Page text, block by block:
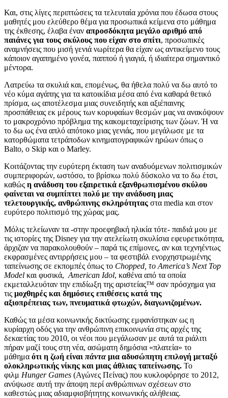
Και, στις λίγες περιπτώσεις τα τελευταία χρόνια που έδωσα στους
μαθητές μου ελεύθερο θέμα για προσωπικά κείμενα στο μάθημα
της έκθεσης, έλαβα έναν απροσδόκητα μεγάλο αριθμό από
παιάνες για τους σκύλους που είχαν στο σπίτι, προσωπικές
αναμνήσεις που μισή γενιά νωρίτερα θα είχαν ως αντικείμενο τους
κάποιον αγαπημένο γονέα, παππού ή γιαγιά, ή ιδιαίτερα σημαντικό
μέντορα.
Λατρεύω τα σκυλιά και, επομένως, θα ήθελα πολύ να δω αυτό το
νέο κύμα αγάπης για τα κατοικίδια μέσα από ένα καθαρά θετικό
πρίσμα, ως αποτέλεσμα μιας συνειδητής και αξιέπαινης
προσπάθειας εκ μέρους των κορυφαίων θεσμών μας να ανακόψουν
το μακροχρόνιο πρόβλημα της κακομεταχείρισης των ζώων. Ή να
το δω ως ένα απλό απότοκο μιας γενιάς, που μεγάλωσε με τα
κατορθώματα τετράποδων κινηματογραφικών ηρώων όπως ο
Balto, ο Skip και ο Marley.
Κοιτάζοντας την ευρύτερη έκταση των αναδυόμενων πολιτισμικών
συμπεριφορών, ωστόσο, το βρίσκω πολύ δύσκολο να το δω έτσι,
καθώς η ανάδυση του εξαιρετικά εξανθρωπισμένου σκύλου
φαίνεται να συμπίπτει πολύ με την ανάδυση μιας
τελετουργικής, ανθρώπινης σκληρότητας στα media και στον
ευρύτερο πολιτισμό της χώρας μας.
Μόλις τελείωναν τα -στην προεφηβική ηλικία τότε- παιδιά μου με
τις ιστορίες της Disney για την ατελείωτη σκυλίσια εφευρετικότητα,
άρχιζαν να παρακολουθούν – παρά τις επίμονες, αν και τεχνηέντως
εκφρασμένες αντιρρήσεις μου – τα φεστιβάλ ενορχηστρωμένης
ταπείνωσης σε εκπομπές όπως το Chopped, το America’s Next Top
Model και φυσικά, American Idol, καθένα από τα οποία
εκμεταλλευόταν την επιδίωξη της αριστείας™ σαν πρόσχημα για
τις μοχθηρές και δημόσιες επιθέσεις κατά της
αξιοπρέπειας των, πνευματικά φτωχών, διαγωνιζομένων.
Καθώς τα μέσα κοινωνικής δικτύωσης εμφανίστηκαν ως η
κυρίαρχη οδός για την ανθρώπινη επικοινωνία στις αρχές της
δεκαετίας του 2010, οι νέοι που μεγάλωσαν με αυτά τα ριάλιτι
πήραν μαζί τους στη νέα, ασώματη δημόσια «πλατεία» το
μάθημα ότι η ζωή είναι πάντα μια αδυσώπητη επιλογή μεταξύ
ολοκληρωτικής νίκης και μιας άθλιας ταπείνωσης. Το
φιλμ Hunger Games (Αγώνες Πείνας) που κυκλοφόρησε το 2012,
ανύψωσε αυτή την άποψη περί ανθρώπινων σχέσεων στο
καθεστώς μιας αδιαμφισβήτητης κοινωνικής αλήθειας.